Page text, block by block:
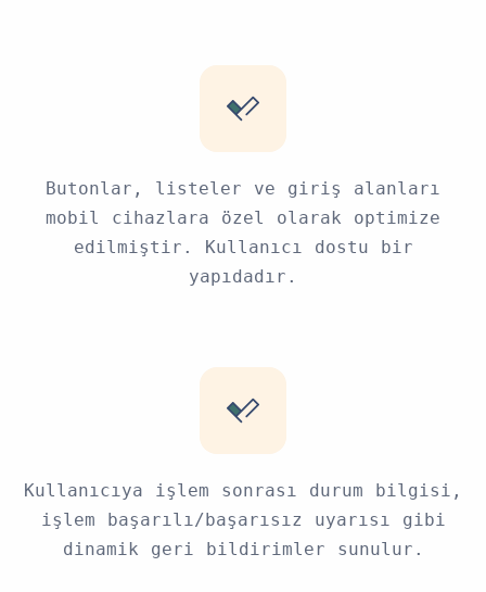
Butonlar, listeler ve giriş alanları
mobil cihazlara özel olarak optimize
edilmiştir. Kullanıcı dostu bir
yapıdadır.
Kullanıcıya işlem sonrası durum bilgisi,
işlem başarılı/başarısız uyarısı gibi
dinamik geri bildirimler sunulur.